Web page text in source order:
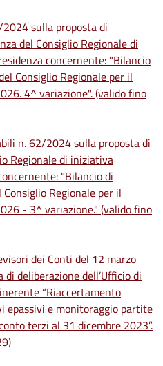
sulla proposta di
del Consiglio Regionale di
concernente: "Bilancio
Consiglio Regionale per il
4^ variazione". (valido fino
n. 62/2024 sulla proposta di
Regionale di iniziativa
"Bilancio di
Regionale per il
- 3^ variazione." (valido fino
dei Conti del 12 marzo
deliberazione dell’Ufficio di
“Riaccertamento
epassivi e monitoraggio partite
terzi al 31 dicembre 2023”.